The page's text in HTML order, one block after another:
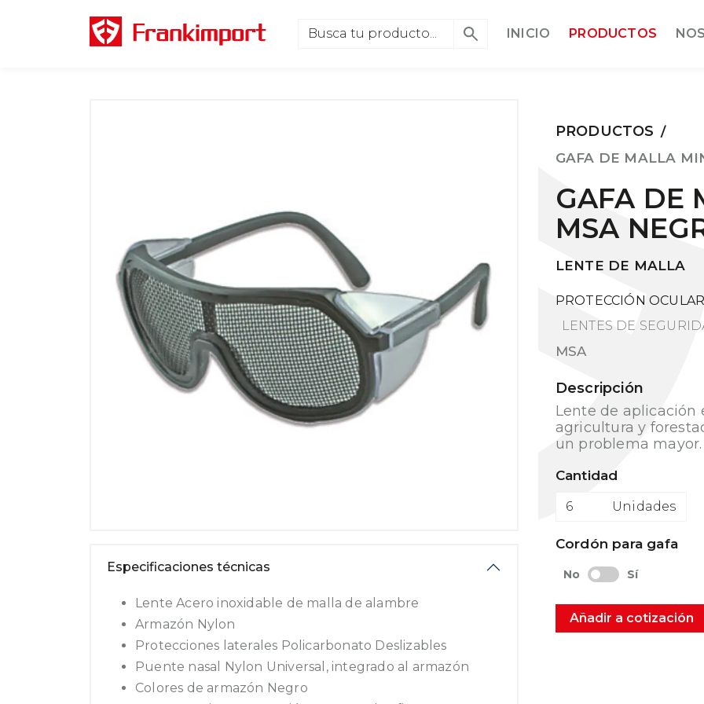
INICIO PRODUCTOS
Especificaciones técnicas
Lente Acero inoxidable de malla de alambre
Armazón Nylon
Protecciones laterales Policarbonato Deslizables
Puente nasal Nylon Universal, integrado al armazón
Colores de armazón Negro
PRODUCTOS /
GAFA DE MALLA
GAFA DE
MSA
LENTE DE MALLA
PROTECCIÓN
LENTES DE
MSA
Descripción
Lente de aplicación
agricultura y
un problema mayor.
Cantidad
Unidades
Cordón para gafa
No Sí
Añadir a cotización